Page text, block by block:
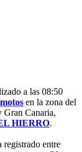
a las 08:50
en la zona del
Gran Canaria,
HIERRO.
registrado entre